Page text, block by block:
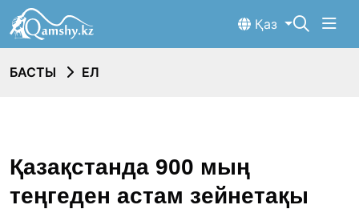
Қаз
БАСТЫ ЕЛ
Қазақстанда 900 мың
теңгеден астам зейнетақы